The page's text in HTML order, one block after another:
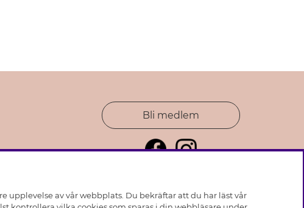
Bli medlem
av vår webbplats. Du bekräftar att du har läst vår